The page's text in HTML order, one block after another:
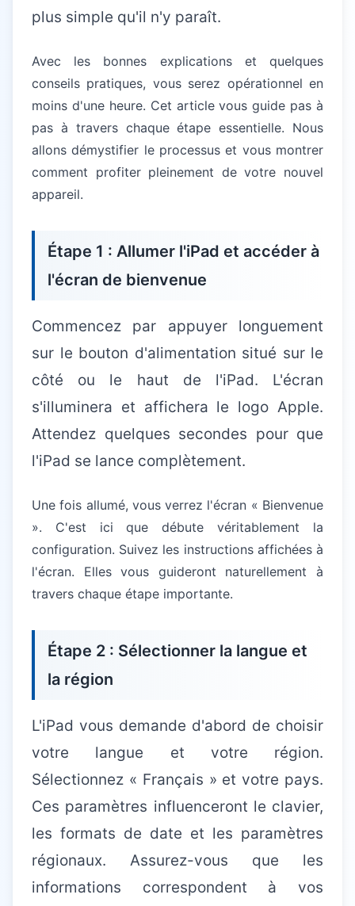
plus simple qu'il n'y paraît.
Avec les bonnes explications et quelques
conseils pratiques, vous serez opérationnel en
moins d'une heure. Cet article vous guide pas à
pas à travers chaque étape essentielle. Nous
allons démystifier le processus et vous montrer
comment profiter pleinement de votre nouvel
appareil.
Étape 1 : Allumer l'iPad et accéder à
l'écran de bienvenue
Commencez par appuyer longuement
sur le bouton d'alimentation situé sur le
côté ou le haut de l'iPad. L'écran
s'illuminera et affichera le logo Apple.
Attendez quelques secondes pour que
l'iPad se lance complètement.
Une fois allumé, vous verrez l'écran « Bienvenue
». C'est ici que débute véritablement la
configuration. Suivez les instructions affichées à
l'écran. Elles vous guideront naturellement à
travers chaque étape importante.
Étape 2 : Sélectionner la langue et
la région
L'iPad vous demande d'abord de choisir
votre langue et votre région.
Sélectionnez « Français » et votre pays.
Ces paramètres influenceront le clavier,
les formats de date et les paramètres
régionaux. Assurez-vous que les
informations correspondent à vos